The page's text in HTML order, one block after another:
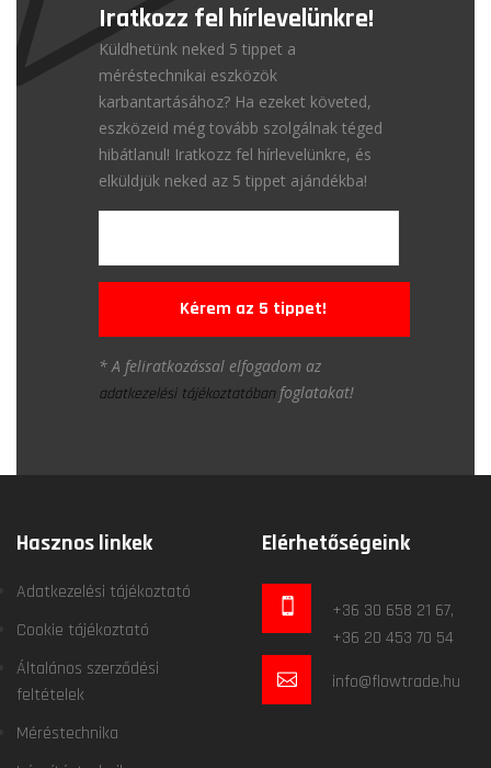
Iratkozz fel hírlevelünkre!
Küldhetünk neked 5 tippet a
méréstechnikai eszközök
karbantartásához? Ha ezeket követed,
eszközeid még tovább szolgálnak téged
hibátlanul! Iratkozz fel hírlevelünkre, és
elküldjük neked az 5 tippet ajándékba!
Kérem az 5 tippet!
* A feliratkozással elfogadom az
adatkezelési tájékoztatóbanfoglatakat!
Hasznos linkek
Adatkezelési tájékoztató
Cookie tájékoztató
Általános szerződési
feltételek
Méréstechnika
Elérhetőségeink
+36 30 658 21 67,
+36 20 453 70 54
info@flowtrade.hu